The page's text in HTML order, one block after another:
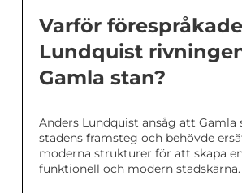
Varför
Lundquist
Gamla stan?
Anders Lundquist ansåg att Gamla
stadens framsteg och behövde
moderna strukturer för att skapa
funktionell och modern stadskärna.